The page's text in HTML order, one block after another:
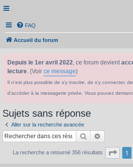
FAQ
Accueil du forum
Depuis le 1er avril 2022, ce forum devient
lecture. (Voir ce message)
Il n'est plus possible de s'y inscrire, de s'y connecter,
d'accéder à la messagerie privée. Vous pouvez
Sujets sans réponse
Aller sur la recherche avancée
Rechercher
La recherche a retourné 356 résultats Page
1